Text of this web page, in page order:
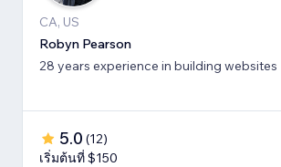
CA, US
Robyn Pearson
28 years experience in building websites
5.0 (12)
เริ่มต้นที่ $150